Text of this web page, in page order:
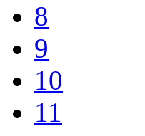
8
9
10
11